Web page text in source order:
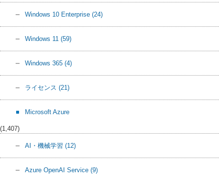
Windows 10 Enterprise (24)
Windows 11 (59)
Windows 365 (4)
ライセンス (21)
Microsoft Azure
(1,407)
AI・機械学習 (12)
Azure OpenAI Service (9)